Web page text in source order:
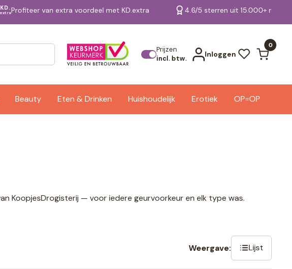
KD.
extraProfiteer van extra voordeel met KD.extra 4.6/5 sterren uit 15.000+
Prijzen
incl. btw.
Inloggen
0
Beauty Eten & Drinken Huishoudelijk Erotiek OP=OP
Bekijk alle resultaten
KoopjesDrogisterij — voor iedere geurvoorkeur en elk type was.
Weergave: Lijst